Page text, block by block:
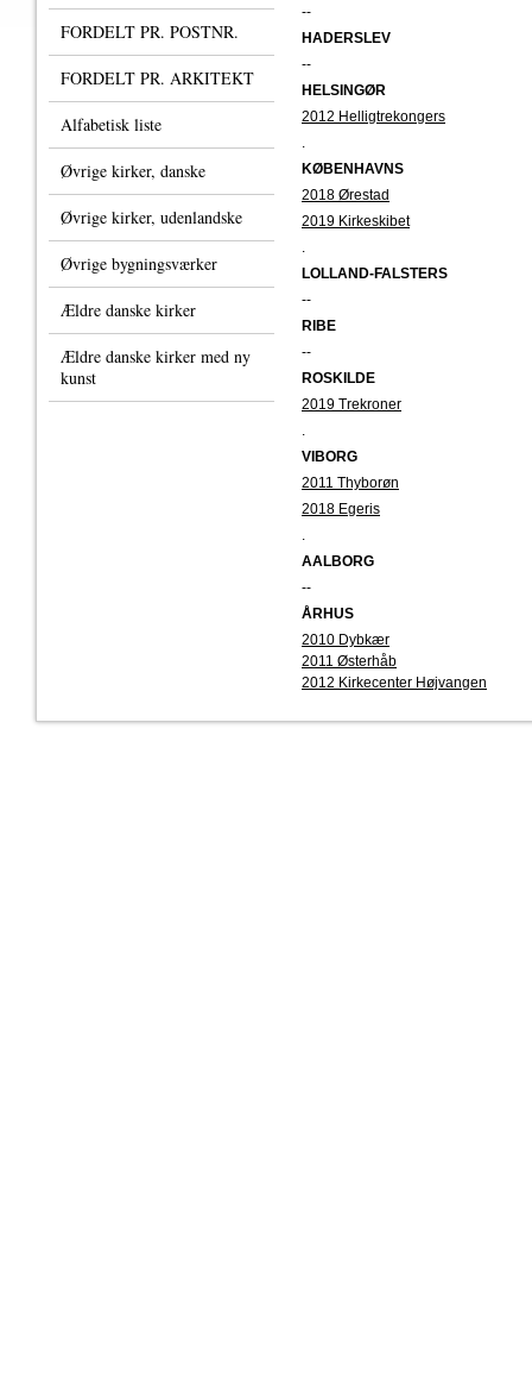
FORDELT PR. POSTNR.
FORDELT PR. ARKITEKT
Alfabetisk liste
Øvrige kirker, danske
Øvrige kirker, udenlandske
Øvrige bygningsværker
Ældre danske kirker
Ældre danske kirker med ny
kunst
--
HADERSLEV
--
HELSINGØR
2012 Helligtrekongers
KØBENHAVNS
2018 Ørestad
2019 Kirkeskibet
LOLLAND-FALSTERS
--
RIBE
--
ROSKILDE
2019 Trekroner
VIBORG
2011 Thyborøn
2018 Egeris
AALBORG
--
ÅRHUS
2010 Dybkær
2011 Østerhåb
2012 Kirkecenter Højvangen